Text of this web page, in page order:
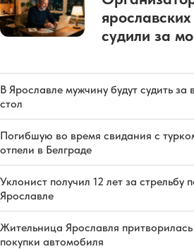
судили за
В Ярославле мужчину будут судить за
стол
Погибшую во время свидания с
отпели в Белграде
Уклонист получил 12 лет за стрельбу
Ярославле
Жительница Ярославля
покупки автомобиля